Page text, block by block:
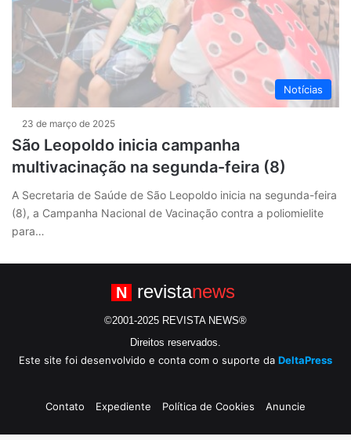
Notícias
23 de março de 2025
São Leopoldo inicia campanha
multivacinação na segunda-feira (8)
A Secretaria de Saúde de São Leopoldo inicia na segunda-feira
(8), a Campanha Nacional de Vacinação contra a poliomielite
para…
N revistanews
©2001-2025 REVISTA NEWS®
Direitos reservados.
Este site foi desenvolvido e conta com o suporte da DeltaPress
Contato Expediente Política de Cookies Anuncie